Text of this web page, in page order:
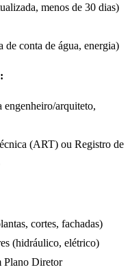
menos de 30 dias)
de conta de água, energia)
arquiteto,
(ART) ou Registro de
cortes, fachadas)
(hidráulico, elétrico)
Plano Diretor